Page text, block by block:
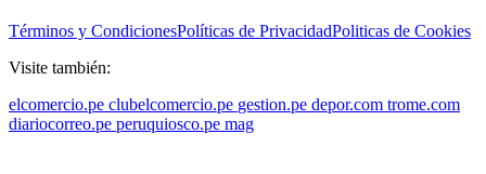
Términos y CondicionesPolíticas de PrivacidadPoliticas de Cookies
Visite también:
elcomercio.pe clubelcomercio.pe gestion.pe depor.com trome.com
diariocorreo.pe peruquiosco.pe mag